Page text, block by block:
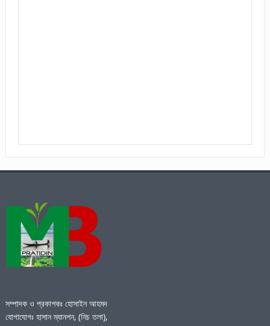
সম্পাদক ও প্রকাশকঃ হোসাইন আহমদ
যোগাযোগঃ হাসান ম্যানশন, (নিচ তলা),